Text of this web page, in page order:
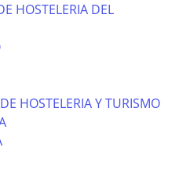
HOSTELERIA DEL
HOSTELERIA Y TURISMO